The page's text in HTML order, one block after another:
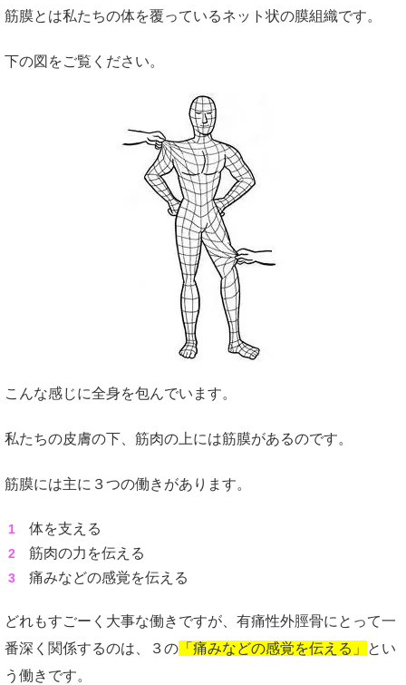
筋膜とは私たちの体を覆っているネット状の膜組織です。
下の図をご覧ください。
こんな感じに全身を包んでいます。
私たちの皮膚の下、筋肉の上には筋膜があるのです。
筋膜には主に３つの働きがあります。
体を支える
筋肉の力を伝える
痛みなどの感覚を伝える
どれもすごーく大事な働きですが、有痛性外脛骨にとって一
番深く関係するのは、３の 「痛みなどの感覚を伝える」
とい
う働きです。